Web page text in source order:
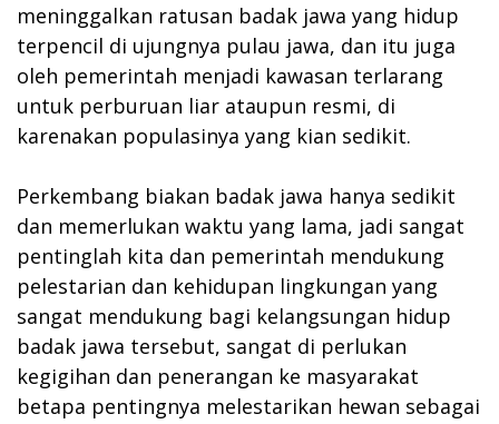
meninggalkan ratusan badak jawa yang hidup
terpencil di ujungnya pulau jawa, dan itu juga
oleh pemerintah menjadi kawasan terlarang
untuk perburuan liar ataupun resmi, di
karenakan populasinya yang kian sedikit.
Perkembang biakan badak jawa hanya sedikit
dan memerlukan waktu yang lama, jadi sangat
pentinglah kita dan pemerintah mendukung
pelestarian dan kehidupan lingkungan yang
sangat mendukung bagi kelangsungan hidup
badak jawa tersebut, sangat di perlukan
kegigihan dan penerangan ke masyarakat
betapa pentingnya melestarikan hewan sebagai